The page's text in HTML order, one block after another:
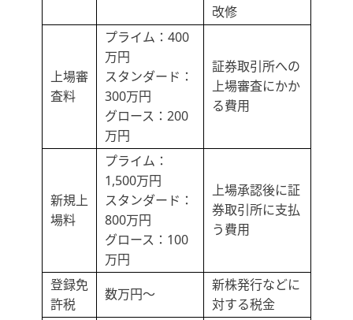
改修
上場審
査料
プライム：400
万円
スタンダード：
300万円
グロース：200
万円
証券取引所への
上場審査にかか
る費用
新規上
場料
プライム：
1,500万円
スタンダード：
800万円
グロース：100
万円
上場承認後に証
券取引所に支払
う費用
登録免
許税
数万円～
新株発行などに
対する税金